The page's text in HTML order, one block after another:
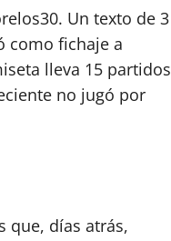
Un texto de 3
como fichaje a
lleva 15 partidos
no jugó por
que, días atrás,